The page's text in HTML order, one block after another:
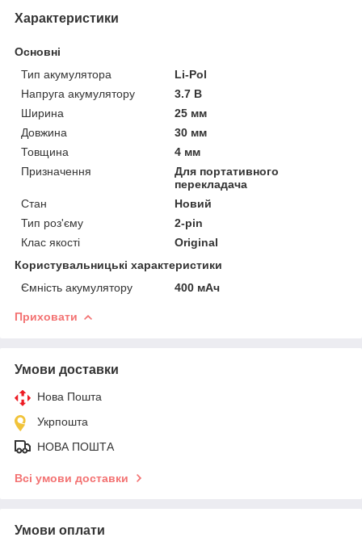
Характеристики
Основні
Тип акумулятора
Li-Pol
Напруга акумулятору
3.7 В
Ширина
25 мм
Довжина
30 мм
Товщина
4 мм
Призначення
Для портативного
перекладача
Стан
Новий
Тип роз'єму
2-pin
Клас якості
Original
Користувальницькі характеристики
Ємність акумулятору
400 мАч
Приховати
Умови доставки
Нова Пошта
Укрпошта
НОВА ПОШТА
Всі умови доставки
Умови оплати